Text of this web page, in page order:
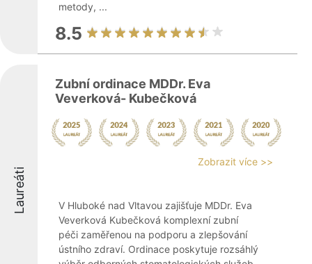
metody, ...
8.5
Laureáti
Zubní ordinace MDDr. Eva
Veverková- Kubečková
Zobrazit více >>
V Hluboké nad Vltavou zajišťuje MDDr. Eva
Veverková Kubečková komplexní zubní
péči zaměřenou na podporu a zlepšování
ústního zdraví. Ordinace poskytuje rozsáhlý